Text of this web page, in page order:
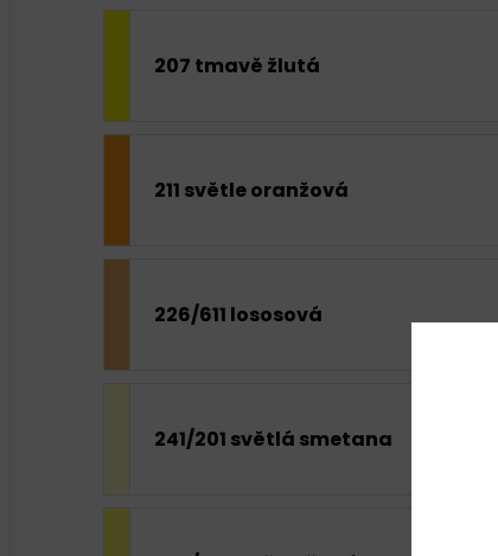
207 tmavě žlutá
211 světle oranžová
226/611 lososová
241/201 světlá smetana